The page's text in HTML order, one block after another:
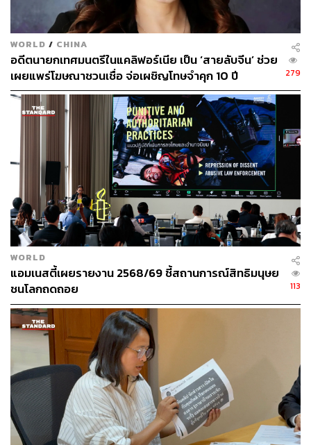
WORLD / CHINA
อดีตนายกเทศมนตรีในแคลิฟอร์เนีย เป็น ‘สายลับจีน’ ช่วย
เผยแพร่โฆษณาชวนเชื่อ จ่อเผชิญโทษจำคุก 10 ปี
279
WORLD
แอมเนสตี้เผยรายงาน 2568/69 ชี้สถานการณ์สิทธิมนุษย
ชนโลกถดถอย
113